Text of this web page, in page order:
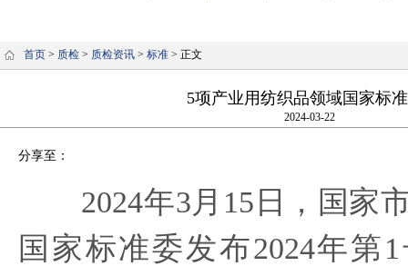
首页 > 质检 > 质检资讯 > 标准 > 正文
5项产业用纺织品领域国家标
2024-03-22
分享至：
2024年3月15日，国家
国家标准委发布2024年第